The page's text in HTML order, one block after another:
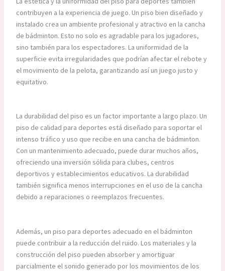
contribuyen a la experiencia de juego. Un piso bien diseñado y
instalado crea un ambiente profesional y atractivo en la cancha
de bádminton. Esto no solo es agradable para los jugadores,
sino también para los espectadores. La uniformidad de la
superficie evita irregularidades que podrían afectar el rebote y
el movimiento de la pelota, garantizando así un juego justo y
equitativo.
La durabilidad del piso es un factor importante a largo plazo. Un
piso de calidad para deportes está diseñado para soportar el
intenso tráfico y uso que recibe en una cancha de bádminton.
Con un mantenimiento adecuado, puede durar muchos años,
ofreciendo una inversión sólida para clubes, centros
deportivos y establecimientos educativos. La durabilidad
también significa menos interrupciones en el uso de la cancha
debido a reparaciones o reemplazos frecuentes.
Además, un piso para deportes adecuado en el bádminton
puede contribuir a la reducción del ruido. Los materiales y la
construcción del piso pueden absorber y amortiguar
parcialmente el sonido generado por los movimientos de los